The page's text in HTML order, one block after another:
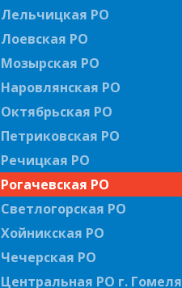
Лельчицкая РО
Лоевская РО
Мозырская РО
Наровлянская РО
Октябрьская РО
Петриковская РО
Речицкая РО
Рогачевская РО
Светлогорская РО
Хойникская РО
Чечерская РО
Центральная РО г. Гомеля